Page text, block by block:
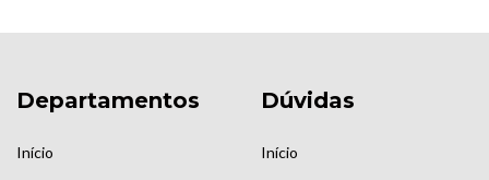
Departamentos
Início
Dúvidas
Início